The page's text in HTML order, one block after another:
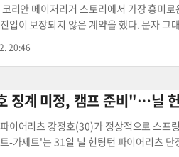
에 돌입하자 파워를 보였다. 4월 한 달 동
는 지난해 7월 2일 박병호를 마이너로 내려보냈다. 박병호는 마이너리그 트리플A에
활에 힘썼고, 2일 다시 미국으로 출국했다. 박병호는 "아픈 곳은 없다. 타격폼을
울을 보냈다. 죽기살기로 해야 한다"라며 각오를 다졌다. 하지만 시작부터 꼬
미실행시 50만 달러의 바이아웃까지 붙
들일 수밖에 없다. 이승권 기자
메이저리거 스토리에서 가장 흥미로운 선수는 황재균(29.
약을 했다. 문자 그대로 도전에 나섰다. 그에겐 여러 난관이 있다. 스프링캠프에서 생존 경쟁을 해야 한다. 개막
▶내야 경쟁 황재균은 KBO리그에서 10년 가까이 3루수로 뛰었다. 현재 샌프란시스코의 주전 3루수는 에
누네스다. 30세를 앞둔 선수로, 지난해 7
도 각각 0.312, 0.712에 불과하다. 생산
시스코는 누네스를 1년 내내 메이저리그
이저리그는 더 높은 연봉을 받는 선수에게 더 많은 기회를 제공한다. 누
엄슨과 자렛 파커 플래툰으로 운영할 전
20:46
징계 미정, 캠프 준비"…닐
이어리츠 강정호(30)가 정상적으로 스프링 트
-가제트'는 31일 닐 헌팅턴 파이어리츠 단장